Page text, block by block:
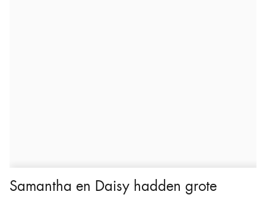
Samantha en Daisy hadden grote